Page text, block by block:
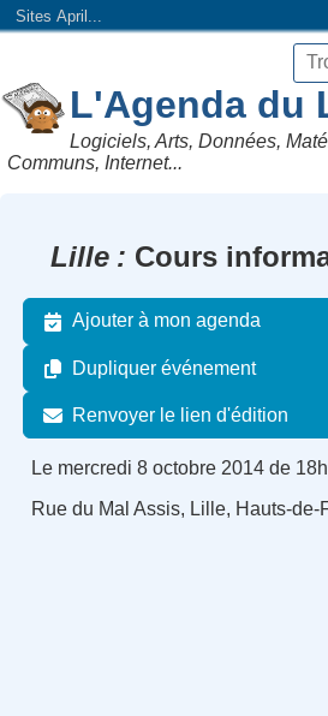
Sites April...
L'Agenda du
Logiciels, Arts, Données,
Communs, Internet...
Lille Cours
Ajouter à mon agenda
Dupliquer événement
Renvoyer le lien d'édition
Le mercredi 8 octobre 2014 de
Rue du Mal Assis, Lille, Hauts-de-